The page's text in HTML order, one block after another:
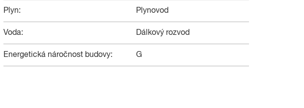
Plyn: Plynovod
Voda: Dálkový rozvod
Energetická náročnost budovy: G